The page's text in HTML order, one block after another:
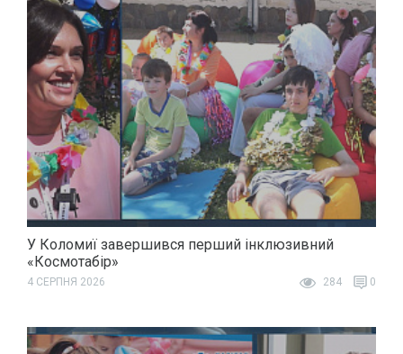
У Коломиї завершився перший інклюзивний
«Космотабір»
4 СЕРПНЯ 2026 284 0